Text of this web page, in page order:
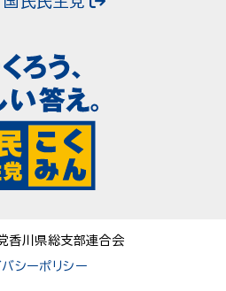
香川県総支部連合会
バシーポリシー